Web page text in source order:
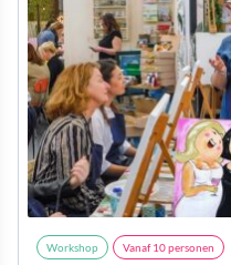
Workshop Vanaf10personen